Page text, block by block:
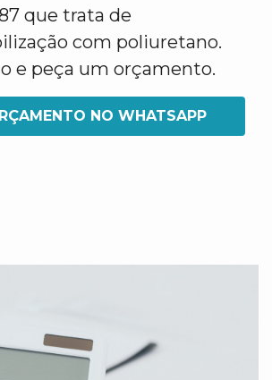
que trata de
com poliuretano.
e peça um orçamento.
NO WHATSAPP